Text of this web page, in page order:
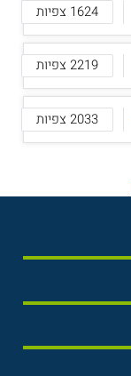
1624 צפיות
2219 צפיות
2033 צפיות